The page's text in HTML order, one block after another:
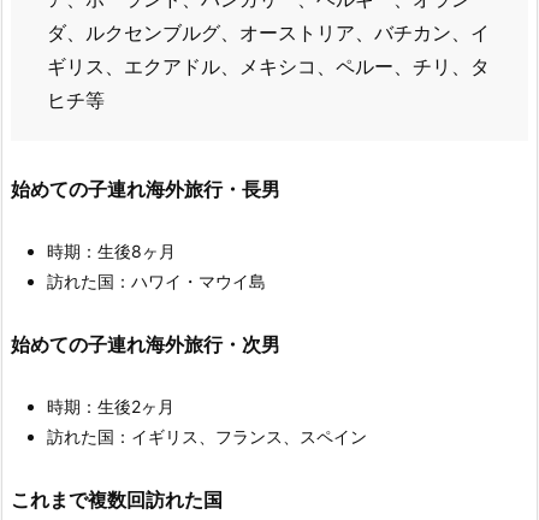
ダ、ルクセンブルグ、オーストリア、バチカン、イ
ギリス、エクアドル、メキシコ、ペルー、チリ、タ
ヒチ等
始めての子連れ海外旅行・長男
時期：生後8ヶ月
訪れた国：ハワイ・マウイ島
始めての子連れ海外旅行・次男
時期：生後2ヶ月
訪れた国：イギリス、フランス、スペイン
これまで複数回訪れた国